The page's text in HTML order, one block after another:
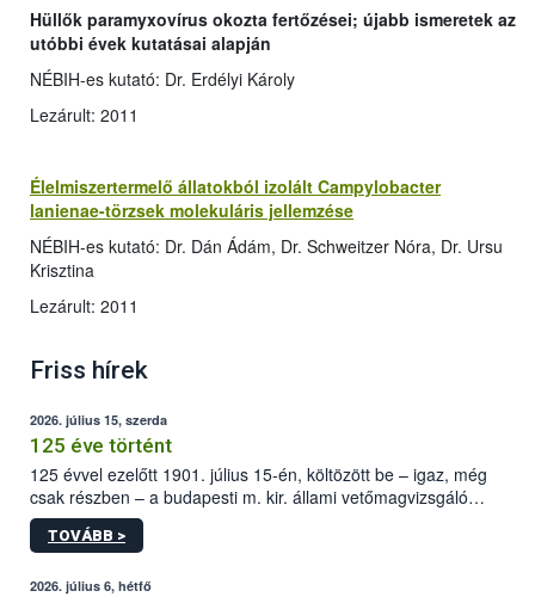
Hüllők paramyxovírus okozta fertőzései; újabb ismeretek az
utóbbi évek kutatásai alapján
NÉBIH-es kutató: Dr. Erdélyi Károly
Lezárult: 2011
Élelmiszertermelő állatokból izolált Campylobacter
lanienae-törzsek molekuláris jellemzése
NÉBIH-es kutató: Dr. Dán Ádám, Dr. Schweitzer Nóra, Dr. Ursu
Krisztina
Lezárult: 2011
Friss hírek
2026. július 15, szerda
125 éve történt
125 évvel ezelőtt 1901. július 15-én, költözött be – igaz, még
csak részben – a budapesti m. kir. állami vetőmagvizsgáló
állomás a Kis Rókus utca 15. szám alatti, Czigler Győző által
tervezett új épületébe.
TOVÁBB >
2026. július 6, hétfő